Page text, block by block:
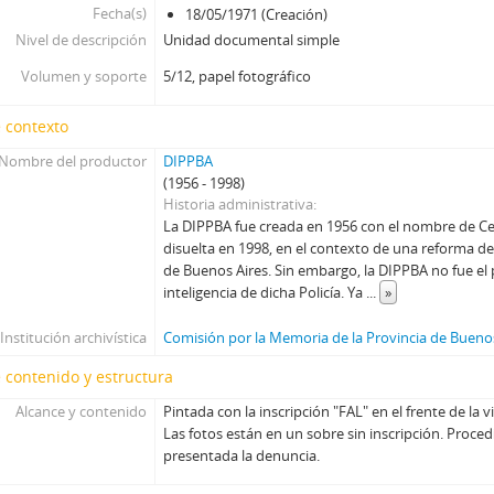
13460 - [Renuncia del Presidente del H.C. Deliberante
13484 - [Antecedentes ideológicos de Néstor Beroch
13625 - [Detención de Roberto Bertón]
13663 - [Asesinato de los obreros metalúrgicos Ángel Norberto Retamar y José Gabriel
13818 - [Eduardo Crosta o Eduardo Rosca Galvan]
14105 - Puebla
14395 - [Antecedentes de Carlos Heriberto Pereyra]
14586 - [Antecedentes de Prensa Sindical Internacional y su
14604 - [Prontuario de Quiñones Joaquin]
14753 - [Antecedentes de varias personas: Joe Baxter, Dardo
15301 - [Antecedentes de Juan Oreste Costa]
15304 - [Antecedentes de Roberto Antonio Barua; Osvaldo
Fecha(s)
18/05/1971 (Creación)
Nivel de descripción
Unidad documental simple
Volumen y soporte
5/12, papel fotográfico
contexto
Nombre del productor
DIPPBA
(1956 - 1998)
Historia administrativa
La DIPPBA fue creada en 1956 con el nombre de
disuelta en 1998, en el contexto de una reforma
de Buenos Aires. Sin embargo, la DIPPBA no fue
inteligencia de dicha Policía. Ya ... »
Institución archivística Comisión por la Memoria de la Provincia de
contenido y estructura
Alcance y contenido
Pintada con la inscripción "FAL" en el frente de la
Las fotos están en un sobre sin inscripción.
presentada la denuncia.